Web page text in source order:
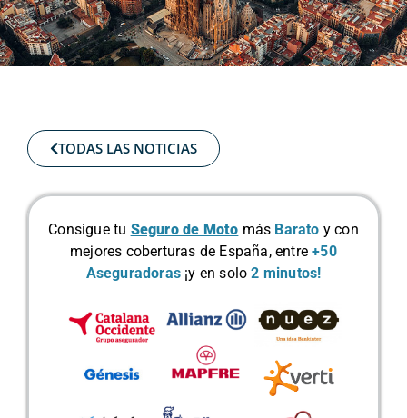
TODAS LAS NOTICIAS
Consigue tu Seguro de Moto más Barato y con
mejores coberturas de España, entre+50
Aseguradoras ¡y en solo2 minutos!